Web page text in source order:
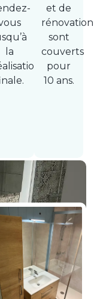
la
et de
rénovation
sont
couverts
pour
10 ans.